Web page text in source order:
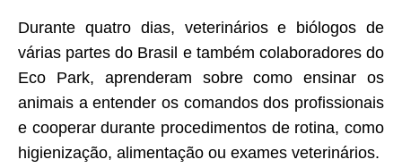
Durante quatro dias, veterinários e biólogos de
várias partes do Brasil e também colaboradores do
Eco Park, aprenderam sobre como ensinar os
animais a entender os comandos dos profissionais
e cooperar durante procedimentos de rotina, como
higienização, alimentação ou exames veterinários.